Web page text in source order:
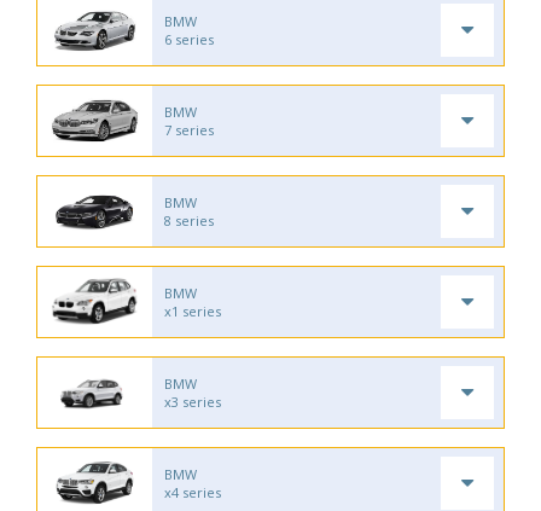
BMW
6 series
BMW
7 series
BMW
8 series
BMW
x1 series
BMW
x3 series
BMW
x4 series